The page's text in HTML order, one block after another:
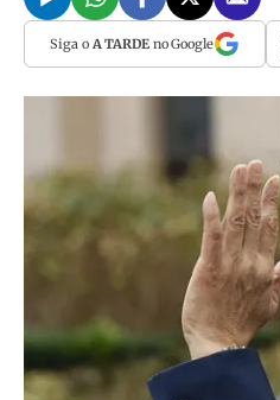
Siga o A TARDEno Google